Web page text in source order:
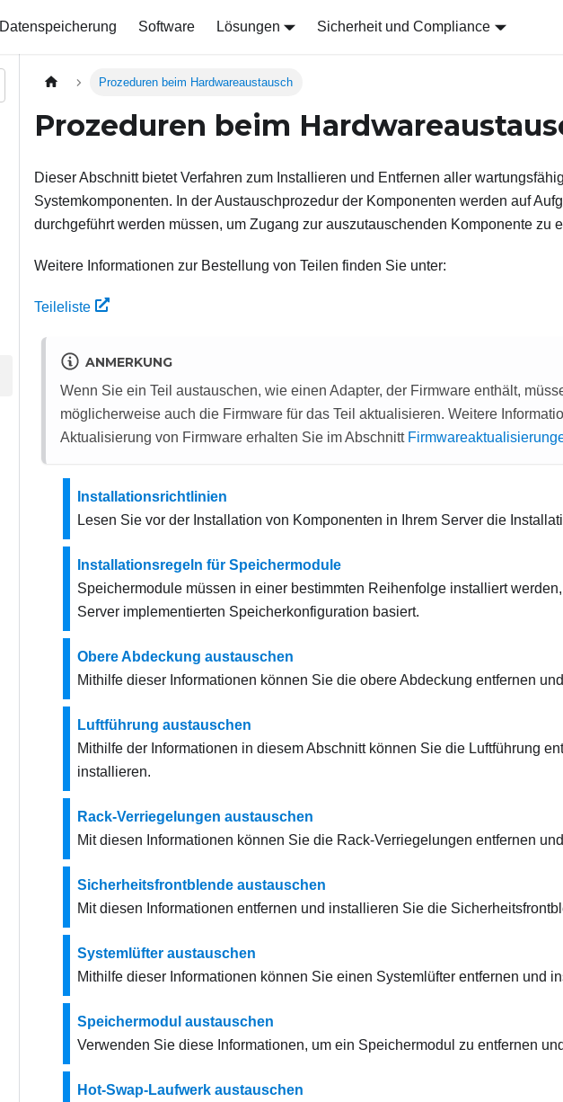
Datenspeicherung Software Lösungen Sicherheit und Compliance
Prozeduren beim Hardwareaustausch
Prozeduren beim
Dieser Abschnitt bietet Verfahren zum Installieren und Entfernen aller
Systemkomponenten. In der Austauschprozedur der Komponenten werden auf
durchgeführt werden müssen, um Zugang zur auszutauschenden Komponente zu
Weitere Informationen zur Bestellung von Teilen finden Sie unter:
Teileliste
ANMERKUNG
Wenn Sie ein Teil austauschen, wie einen Adapter, der Firmware enthält,
möglicherweise auch die Firmware für das Teil aktualisieren. Weitere
Aktualisierung von Firmware erhalten Sie im Abschnitt
Installationsrichtlinien
Lesen Sie vor der Installation von Komponenten in Ihrem Server die
Installationsregeln für Speichermodule
Speichermodule müssen in einer bestimmten Reihenfolge installiert
Server implementierten Speicherkonfiguration basiert.
Obere Abdeckung austauschen
Mithilfe dieser Informationen können Sie die obere Abdeckung entfernen
Luftführung austauschen
Mithilfe der Informationen in diesem Abschnitt können Sie die Luftführung
installieren.
Rack-Verriegelungen austauschen
Mit diesen Informationen können Sie die Rack-Verriegelungen entfernen
Sicherheitsfrontblende austauschen
Mit diesen Informationen entfernen und installieren Sie die
Systemlüfter austauschen
Mithilfe dieser Informationen können Sie einen Systemlüfter entfernen und
Speichermodul austauschen
Verwenden Sie diese Informationen, um ein Speichermodul zu entfernen
Hot-Swap-Laufwerk austauschen